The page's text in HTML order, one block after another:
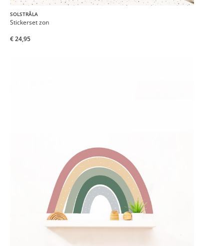
SOLSTRÅLA
Stickerset zon
€ 24,95